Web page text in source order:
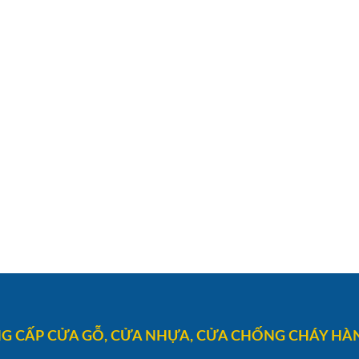
CẤP CỬA GỖ, CỬA NHỰA, CỬA CHỐNG CHÁY